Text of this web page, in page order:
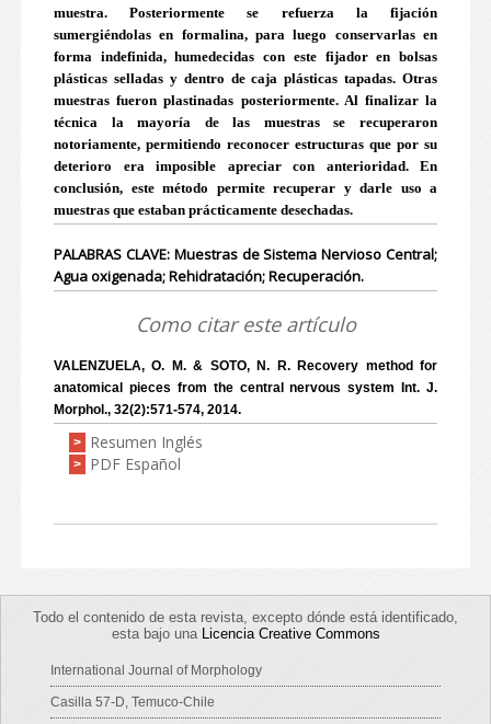
muestra. Posteriormente se refuerza la fijación
sumergiéndolas en formalina, para luego conservarlas en
forma indefinida, humedecidas con este fijador en bolsas
plásticas selladas y dentro de caja plásticas tapadas. Otras
muestras fueron plastinadas posteriormente. Al finalizar la
técnica la mayoría de las muestras se recuperaron
notoriamente, permitiendo reconocer estructuras que por su
deterioro era imposible apreciar con anterioridad. En
conclusión, este método permite recuperar y darle uso a
muestras que estaban prácticamente desechadas.
PALABRAS CLAVE: Muestras de Sistema Nervioso Central;
Agua oxigenada; Rehidratación; Recuperación.
Como citar este artículo
VALENZUELA, O. M. & SOTO, N. R. Recovery method for
anatomical pieces from the central nervous system Int. J.
Morphol., 32(2):571-574, 2014.
> Resumen Inglés
> PDF Español
Todo el contenido de esta revista, excepto dónde está identificado,
esta bajo una Licencia Creative Commons
International Journal of Morphology
Casilla 57-D, Temuco-Chile